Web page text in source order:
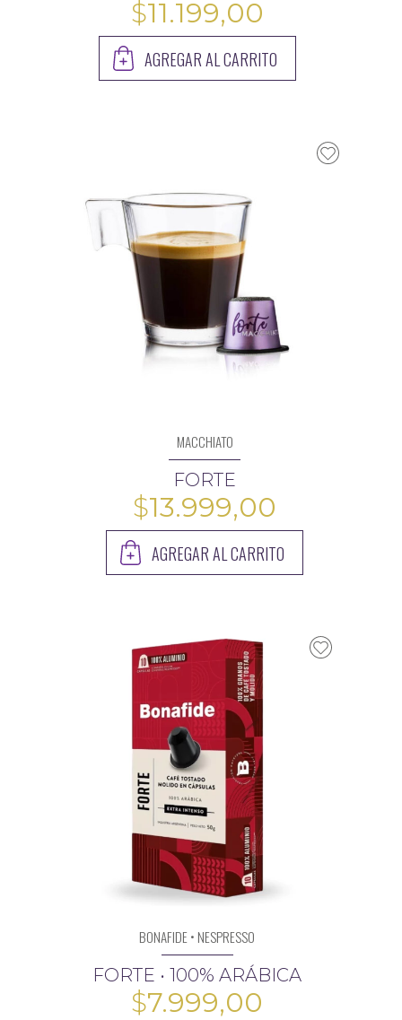
$11.199,00
AGREGAR AL CARRITO
MACCHIATO
FORTE
$13.999,00
AGREGAR AL CARRITO
BONAFIDE • NESPRESSO
FORTE • 100% ARÁBICA
$7.999,00